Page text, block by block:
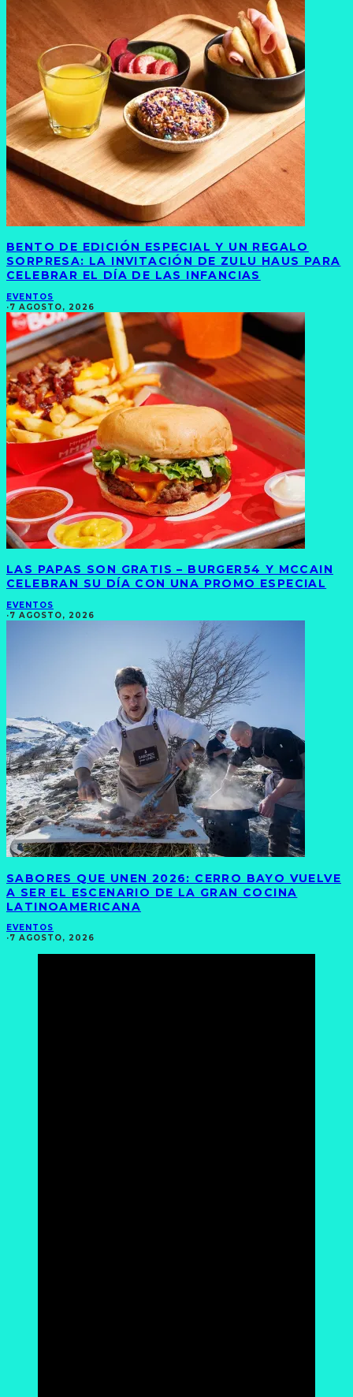
BENTO DE EDICIÓN ESPECIAL Y UN REGALO
SORPRESA: LA INVITACIÓN DE ZULU HAUS PARA
CELEBRAR EL DÍA DE LAS INFANCIAS
EVENTOS
·7 AGOSTO, 2026
LAS PAPAS SON GRATIS – BURGER54 Y MCCAIN
CELEBRAN SU DÍA CON UNA PROMO ESPECIAL
EVENTOS
·7 AGOSTO, 2026
SABORES QUE UNEN 2026: CERRO BAYO VUELVE
A SER EL ESCENARIO DE LA GRAN COCINA
LATINOAMERICANA
EVENTOS
·7 AGOSTO, 2026